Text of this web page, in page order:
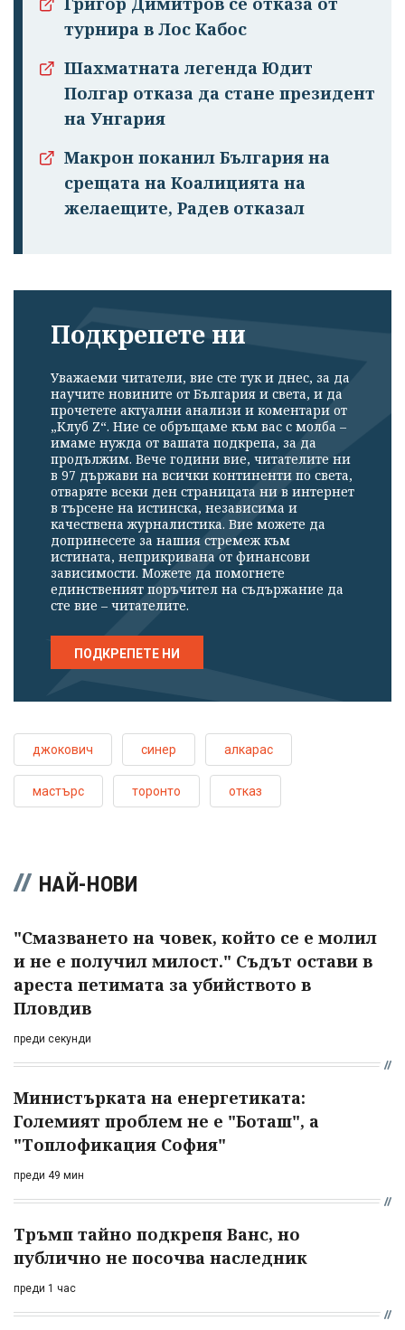
Успешно
излязохте от
профила си!
турнира в Лос Кабос
Шахматната легенда Юдит
Полгар отказа да стане президент
на Унгария
Макрон поканил България на
срещата на Коалицията на
желаещите, Радев отказал
Подкрепете ни
Уважаеми читатели, вие сте тук и днес, за да
научите новините от България и света, и да
прочетете актуални анализи и коментари от
„Клуб Z“. Ние се обръщаме към вас с молба –
имаме нужда от вашата подкрепа, за да
продължим. Вече години вие, читателите ни
в 97 държави на всички континенти по света,
отваряте всеки ден страницата ни в интернет
в търсене на истинска, независима и
качествена журналистика. Вие можете да
допринесете за нашия стремеж към
истината, неприкривана от финансови
зависимости. Можете да помогнете
единственият поръчител на съдържание да
сте вие – читателите.
ПОДКРЕПЕТЕ НИ
джокович синер алкарас
мастърс торонто отказ
НАЙ-НОВИ
"Смазването на човек, който се е молил
и не е получил милост." Съдът остави в
ареста петимата за убийството в
Пловдив
преди секунди
Министърката на енергетиката:
Големият проблем не е "Боташ", а
"Топлофикация София"
преди 49 мин
Тръмп тайно подкрепя Ванс, но
публично не посочва наследник
преди 1 час